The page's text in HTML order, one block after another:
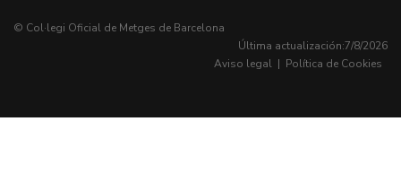
© Col·legi Oficial de Metges de Barcelona
Última actualización:7/8/2026
Aviso legal | Política de Cookies